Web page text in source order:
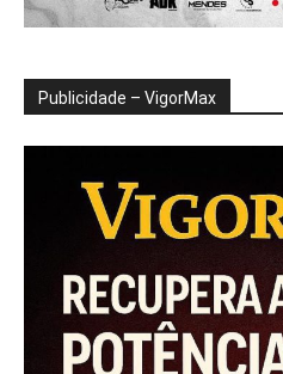
Publicidade – VigorMax